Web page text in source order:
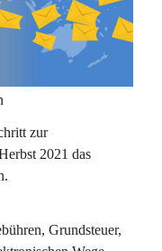
zur
2021 das
Grundsteuer,